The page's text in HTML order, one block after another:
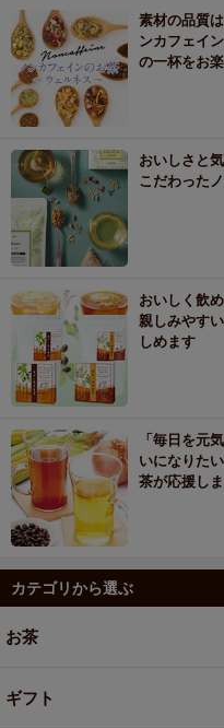
素材の品質
ンカフェイ
の一杯をお
おいしさと
こだわった
おいしく飲
親しみやす
しめます
「毎日を元
いになりた
茶が応援しま
カテゴリから選ぶ
お茶
ギフト